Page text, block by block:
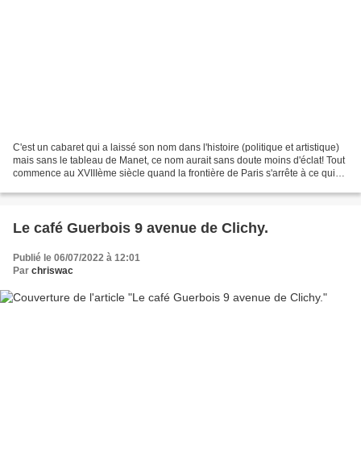
C'est un cabaret qui a laissé son nom dans l'histoire (politique et artistique)
mais sans le tableau de Manet, ce nom aurait sans doute moins d'éclat! Tout
commence au XVIIIème siècle quand la frontière de Paris s'arrête à ce qui
Le café Guerbois 9 avenue de Clichy.
Publié le 06/07/2022 à 12:01
Par chriswac